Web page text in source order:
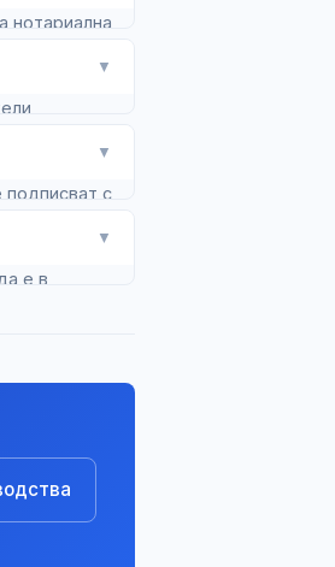
нотариална
▼
▼
подписват с
▼
е в